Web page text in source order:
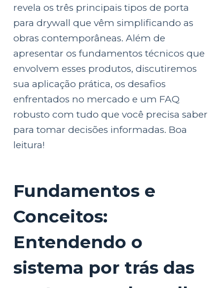
revela os três principais tipos de porta
para drywall que vêm simplificando as
obras contemporâneas. Além de
apresentar os fundamentos técnicos que
envolvem esses produtos, discutiremos
sua aplicação prática, os desafios
enfrentados no mercado e um FAQ
robusto com tudo que você precisa saber
para tomar decisões informadas. Boa
leitura!
Fundamentos e
Conceitos:
Entendendo o
sistema por trás das